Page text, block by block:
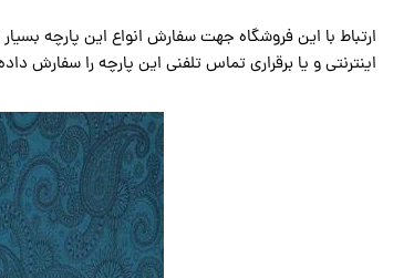
ارتباط با این فروشگاه جهت سفارش انواع این پارچه
اینترنتی و یا برقراری تماس تلفنی این پارچه را سفارش